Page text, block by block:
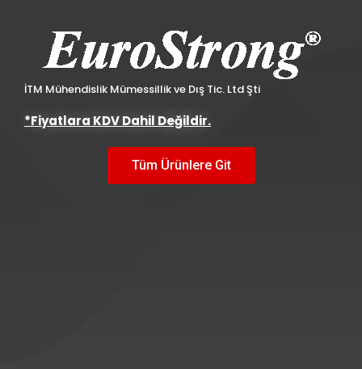
İTM Mühendislik Mümessillik ve Dış Tic. Ltd Şti
*Fiyatlara KDV Dahil Değildir.
Tüm Ürünlere Git